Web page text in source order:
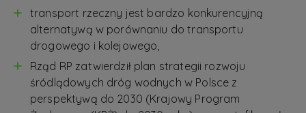
transport rzeczny jest bardzo konkurencyjną
alternatywą w porównaniu do transportu
drogowego i kolejowego,
Rząd RP zatwierdził plan strategii rozwoju
śródlądowych dróg wodnych w Polsce z
perspektywą do 2030 (Krajowy Program